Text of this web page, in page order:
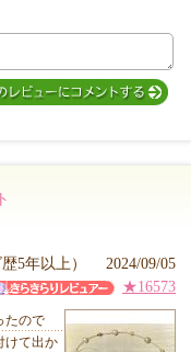
5年以上） 2024/09/05
★16573
たので
けて出か